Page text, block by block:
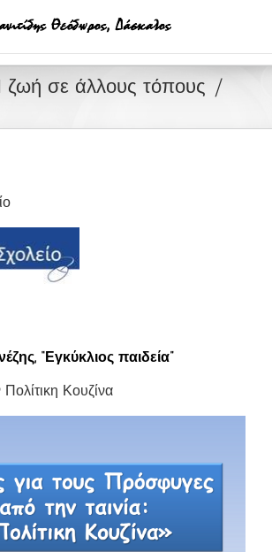
ζωή σε άλλους τόπους
“Εγκύκλιος παιδεία”
Κουζίνα